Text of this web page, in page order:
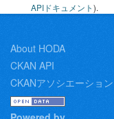
APIドキュメント).
About HODA
CKAN API
CKANアソシエーション